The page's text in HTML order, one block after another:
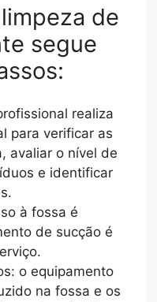
de
segue
realiza
para verificar as
avaliar o nível de
e identificar
à fossa é
de sucção é
o equipamento
na fossa e os